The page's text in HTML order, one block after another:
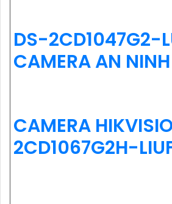
DS-2CD1047G2-
CAMERA AN
CAMERA
2CD1067G2H-